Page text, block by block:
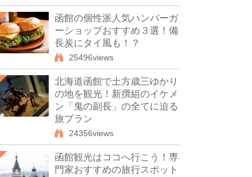
函館の個性派人気ハンバーガ
ーショップおすすめ３選！備
長炭にタイ風も！？
25496views
北海道函館で土方歳三ゆかり
の地を観光！新撰組のイケメ
ン「鬼の副長」の全てに迫る
旅プラン
24356views
函館観光はココへ行こう！専
門家おすすめの旅行スポット